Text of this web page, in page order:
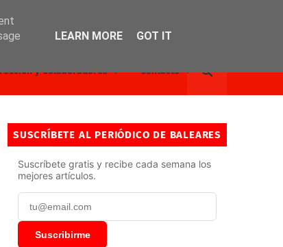
y Colaboradores Contacto
SUSCRÍBETE AL PERIÓDICO DE BALEARES
Suscríbete gratis y recibe cada semana los
mejores artículos.
Suscribirme
LEARN MORE GOT IT